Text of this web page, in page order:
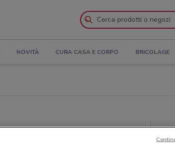
NOVITÀ CURA CASA E CORPO BRICOLAGE